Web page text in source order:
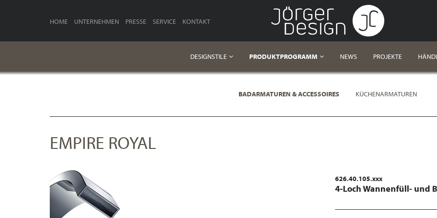
HOME UNTERNEHMEN PRESSE SERVICE KONTAKT
DESIGNSTILE PRODUKTPROGRAMM NEWS PROJEKTE
BADARMATUREN & ACCESSOIRES KÜCHENARMATUREN
EMPIRE ROYAL
626.40.105.xxx
4-Loch Wannenfüll- und